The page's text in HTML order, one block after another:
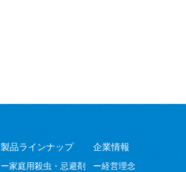
製品ラインナップ
家庭用殺虫・忌避剤
企業情報
経営理念